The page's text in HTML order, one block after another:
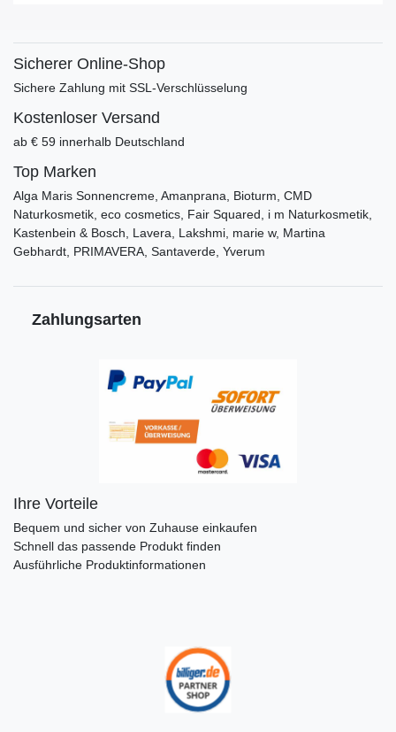
Sicherer Online-Shop
Sichere Zahlung mit SSL-Verschlüsselung
Kostenloser Versand
ab € 59 innerhalb Deutschland
Top Marken
Alga Maris Sonnencreme, Amanprana, Bioturm, CMD
Naturkosmetik, eco cosmetics, Fair Squared, i m Naturkosmetik,
Kastenbein & Bosch, Lavera, Lakshmi, marie w, Martina
Gebhardt, PRIMAVERA, Santaverde, Yverum
Zahlungsarten
Ihre Vorteile
Bequem und sicher von Zuhause einkaufen
Schnell das passende Produkt finden
Ausführliche Produktinformationen